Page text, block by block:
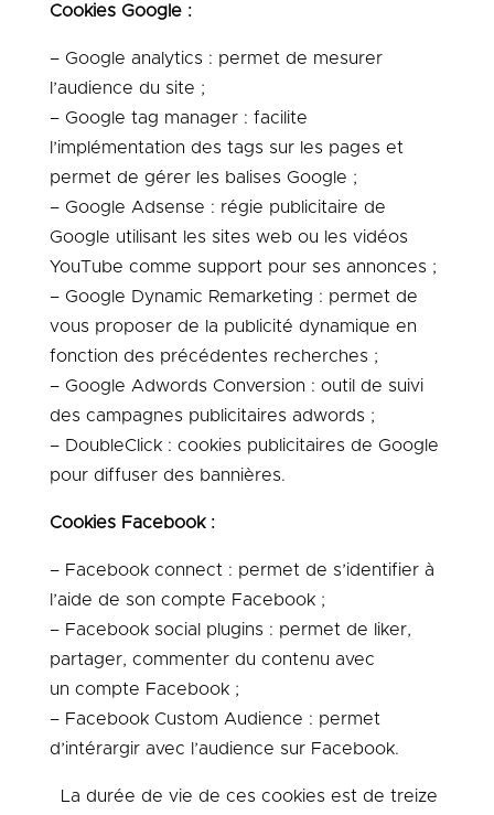
Cookies Google :
– Google analytics : permet de mesurer
l’audience du site ;
– Google tag manager : facilite
l’implémentation des tags sur les pages et
permet de gérer les balises Google ;
– Google Adsense : régie publicitaire de
Google utilisant les sites web ou les vidéos
YouTube comme support pour ses annonces ;
– Google Dynamic Remarketing : permet de
vous proposer de la publicité dynamique en
fonction des précédentes recherches ;
– Google Adwords Conversion : outil de suivi
des campagnes publicitaires adwords ;
– DoubleClick : cookies publicitaires de Google
pour diffuser des bannières.
Cookies Facebook :
– Facebook connect : permet de s’identifier à
l’aide de son compte Facebook ;
– Facebook social plugins : permet de liker,
partager, commenter du contenu avec
un compte Facebook ;
– Facebook Custom Audience : permet
d’intérargir avec l’audience sur Facebook.
La durée de vie de ces cookies est de treize